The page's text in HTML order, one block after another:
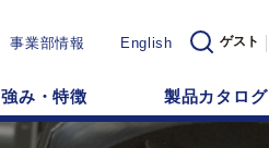
事業部情報 English ゲスト
強み・特徴 製品カタログ